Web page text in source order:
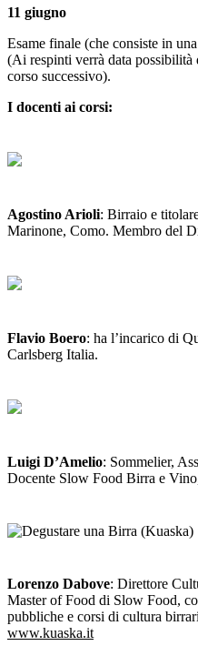
11 giugno
Esame finale (che consiste in
(Ai respinti verrà data possibilità
corso successivo).
I docenti ai corsi:
Agostino Arioli: Birraio e
Marinone, Como. Membro del
Flavio Boero: ha l’incarico di
Carlsberg Italia.
Luigi D’Amelio: Sommelier,
Docente Slow Food Birra e
Lorenzo Dabove: Direttore
Master of Food di Slow Food,
pubbliche e corsi di cultura
www.kuaska.it